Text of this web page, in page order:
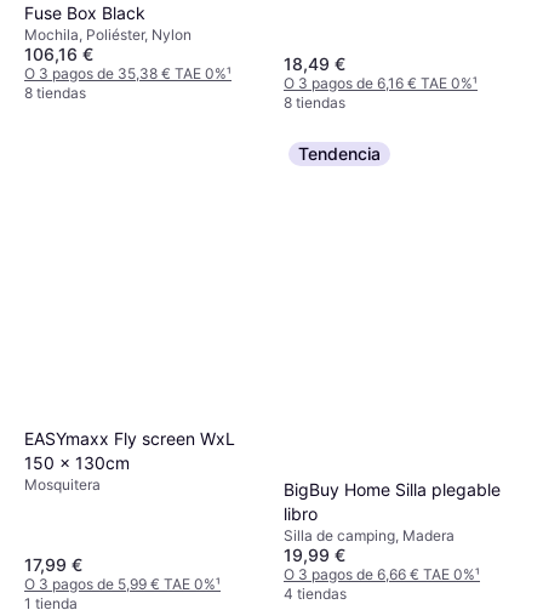
Fuse Box Black
Mochila, Poliéster, Nylon
106,16 €
O 3 pagos de 35,38 € TAE 0%¹
8 tiendas
18,49 €
O 3 pagos de 6,16 € TAE 0%¹
8 tiendas
EASYmaxx Fly screen WxL
150 x 130cm
Mosquitera
17,99 €
O 3 pagos de 5,99 € TAE 0%¹
1 tienda
Tendencia
BigBuy Home Silla plegable
libro
Silla de camping, Madera
19,99 €
O 3 pagos de 6,66 € TAE 0%¹
4 tiendas